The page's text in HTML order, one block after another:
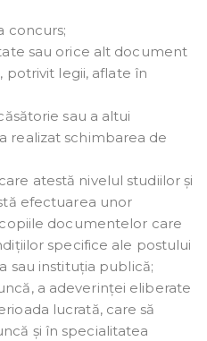
concurs;
sau orice alt document
potrivit legii, aflate în
sau a altui
realizat schimbarea de
atestă nivelul studiilor și
efectuarea unor
documentelor care
specifice ale postului
sau instituția publică;
a adeverinței eliberate
lucrată, care să
și în specialitatea